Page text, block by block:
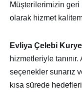
Müşterilerimizin
olarak hizmet
Evliya Çelebi Kurye
hizmetleriyle
seçenekler sunarız
kısa sürede